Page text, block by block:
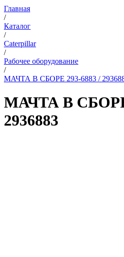
Главная
/
Каталог
/
Caterpillar
/
Рабочее оборудование
/
МАЧТА В СБОРЕ 293-6883 /
МАЧТА В СБОРЕ
2936883